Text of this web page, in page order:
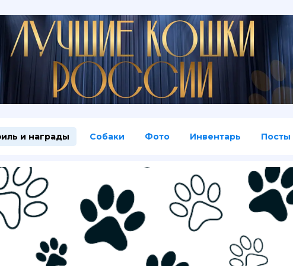
и награды Собаки Фото Инвентарь Посты